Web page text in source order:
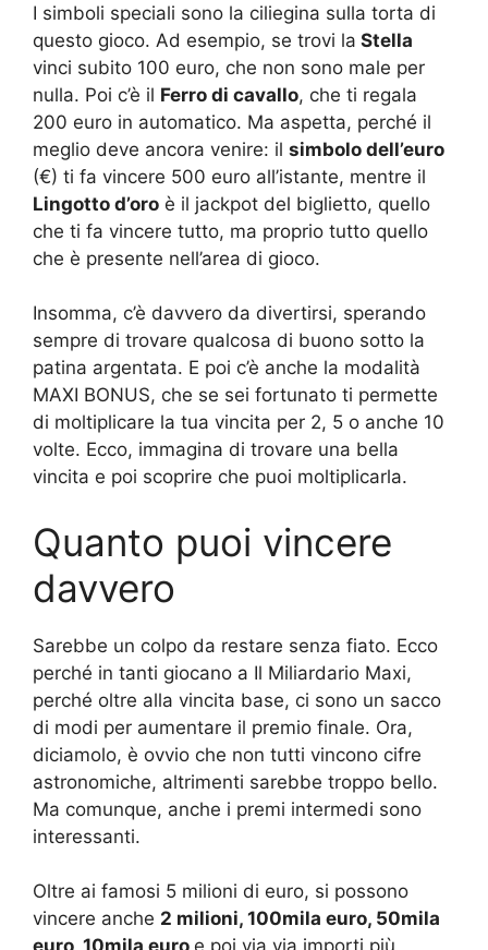
I simboli speciali sono la ciliegina sulla torta di
questo gioco. Ad esempio, se trovi la Stella
vinci subito 100 euro, che non sono male per
nulla. Poi c’è il Ferro di cavallo, che ti regala
200 euro in automatico. Ma aspetta, perché il
meglio deve ancora venire: il simbolo dell’euro
(€) ti fa vincere 500 euro all’istante, mentre il
Lingotto d’oro è il jackpot del biglietto, quello
che ti fa vincere tutto, ma proprio tutto quello
che è presente nell’area di gioco.
Insomma, c’è davvero da divertirsi, sperando
sempre di trovare qualcosa di buono sotto la
patina argentata. E poi c’è anche la modalità
MAXI BONUS, che se sei fortunato ti permette
di moltiplicare la tua vincita per 2, 5 o anche 10
volte. Ecco, immagina di trovare una bella
vincita e poi scoprire che puoi moltiplicarla.
Quanto puoi vincere
davvero
Sarebbe un colpo da restare senza fiato. Ecco
perché in tanti giocano a Il Miliardario Maxi,
perché oltre alla vincita base, ci sono un sacco
di modi per aumentare il premio finale. Ora,
diciamolo, è ovvio che non tutti vincono cifre
astronomiche, altrimenti sarebbe troppo bello.
Ma comunque, anche i premi intermedi sono
interessanti.
Oltre ai famosi 5 milioni di euro, si possono
vincere anche 2 milioni, 100mila euro, 50mila